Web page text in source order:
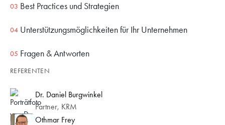
Best Practices und Strategien
Unterstützungsmöglichkeiten für Ihr Unternehmen
Fragen & Antworten
REFERENTEN
Dr. Daniel Burgwinkel
Partner, KRM
Othmar Frey